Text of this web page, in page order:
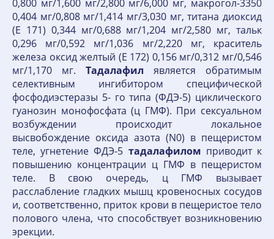
0,800 мг/1,600 мг/2,800 мг/6,000 мг, макрогол-3350
0,404 мг/0,808 мг/1,414 мг/3,030 мг, титана диоксид
(Е 171) 0,344 мг/0,688 мг/1,204 мг/2,580 мг, тальк
0,296 мг/0,592 мг/1,036 мг/2,220 мг, краситель
железа оксид желтый (Е 172) 0,156 мг/0,312 мг/0,546
мг/1,170 мг. Тадалафил является обратимым
селективным ингибитором специфической
фосфодиэстеразы 5- го типа (ФДЭ-5) циклического
гуанозин монофосфата (ц ГМФ). При сексуальном
возбуждении происходит локальное
высвобождение оксида азота (N0) в пещеристом
теле, угнетение ФДЭ-5 тадалафилом приводит к
повышению концентрации ц ГМФ в пещеристом
теле. В свою очередь, ц ГМФ вызывает
расслабление гладких мышц кровеносных сосудов
и, соответственно, приток крови в пещеристое тело
полового члена, что способствует возникновению
эрекции.